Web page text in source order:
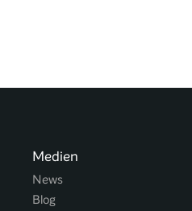
Medien
News
Blog